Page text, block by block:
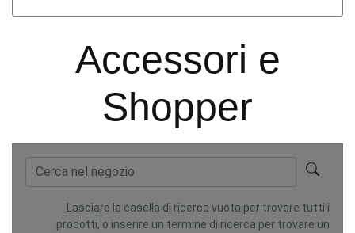
Accessori e
Shopper
Lasciare la casella di ricerca vuota per trovare tutti i
prodotti, o inserire un termine di ricerca per trovare un